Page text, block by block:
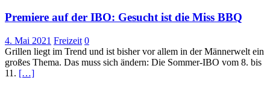
Premiere auf der IBO: Gesucht ist die Miss BBQ
4. Mai 2021 Freizeit 0
Grillen liegt im Trend und ist bisher vor allem in der Männerwelt ein
großes Thema. Das muss sich ändern: Die Sommer-IBO vom 8. bis
11. […]